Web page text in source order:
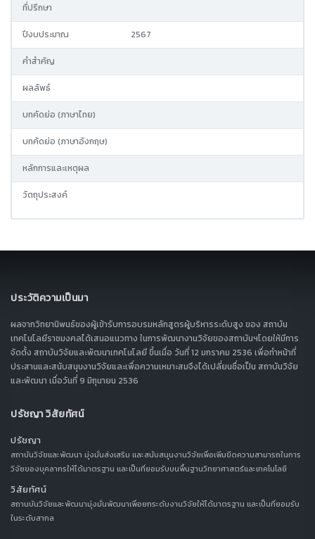
ที่ปรึกษา
ปีงบประมาณ 2567
คำสำคัญ
ผลลัพธ์
บทคัดย่อ (ภาษาไทย)
บทคัดย่อ (ภาษาอังกฤษ)
หลักการและเหตุผล
วัตถุประสงค์
ประวัติความเป็นมา
ผลจากวิทยานิพนธ์ของผู้เข้ารับการอบรมหลักสูตรผู้บริหารระดับสูง ของ สถาบัน
เทคโนโลยีราชมงคลได้เสนอแนวทาง ในการพัฒนางานวิจัยของสถาบันฯโดยให้มีการ
จัดตั้ง สถาบันวิจัยและพัฒนาเทคโนโลยี ขึ้นเมื่อ วันที่ 12 มกราคม 2536 เพื่อทำหน้าที่
ประสานและสนับสนุนงานวิจัยและเพื่อความเหมาะสมจึงได้เปลี่ยนชื่อเป็น สถาบันวิจัย
และพัฒนา เมื่อวันที่ 9 มิถุนายน 2536
ปรัชญา วิสัยทัศน์
ปรัชญา
สถาบันวิจัยและพัฒนา มุ่งมั่นส่งเสริม และสนับสนุนงานวิจัยเพื่อเพิ่มขีดความสามารถในการ
วิจัยของบุคลากรให้ได้มาตรฐาน และเป็นที่ยอมรับบนพื้นฐานวิทยาศาสตร์และเทคโนโลยี
วิสัยทัศน์
สถานบันวิจัยและพัฒนามุ่งมั่นพัฒนาเพื่อยกระดับงานวิจัยให้ได้มาตรฐาน และเป็นที่ยอมรับ
ในระดับสากล